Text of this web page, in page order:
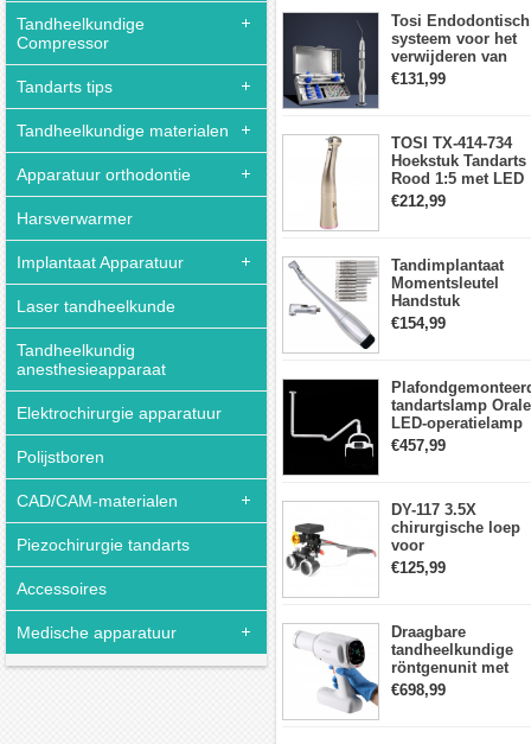
Tandheelkundige
Compressor
Tandarts tips
Tandheelkundige materialen
Apparatuur orthodontie
Harsverwarmer
Implantaat Apparatuur
Laser tandheelkunde
Tandheelkundig
anesthesieapparaat
Elektrochirurgie apparatuur
Polijstboren
CAD/CAM-materialen
Piezochirurgie tandarts
Accessoires
Medische apparatuur
Tosi Endodontisch
systeem voor het
verwijderen van
gebroken vijlen
€131,99
TOSI TX-414-734
Hoekstuk Tandarts
Rood 1:5 met LED
Licht Mini hoofd
€212,99
Tandimplantaat
Momentsleutel
Handstuk
Universele met 12
Schroevendraaiers
€154,99
tandartslamp Orale
LED-operatielamp
6 LED-lens met
€457,99
DY-117 3.5X
chirurgische loep
voor
tandheelkunde +
DY-010 draadloze
€125,99
Draagbare
tandheelkundige
röntgenunit met
hoge frequentie
intraorale
€698,99